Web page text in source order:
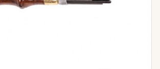
outils essentiels en maroquinerie